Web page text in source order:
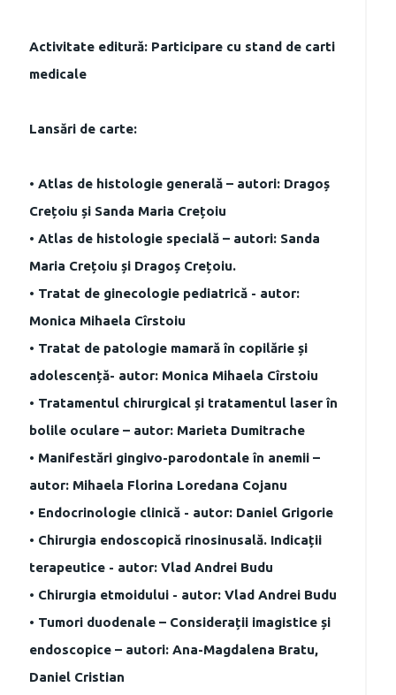
Activitate editură: Participare cu stand de carti
medicale
Lansări de carte:
• Atlas de histologie generală – autori: Dragoș
Crețoiu și Sanda Maria Crețoiu
• Atlas de histologie specială – autori: Sanda
Maria Crețoiu și Dragoș Crețoiu.
• Tratat de ginecologie pediatrică - autor:
Monica Mihaela Cîrstoiu
• Tratat de patologie mamară în copilărie și
adolescență- autor: Monica Mihaela Cîrstoiu
• Tratamentul chirurgical și tratamentul laser în
bolile oculare – autor: Marieta Dumitrache
• Manifestări gingivo-parodontale în anemii –
autor: Mihaela Florina Loredana Cojanu
• Endocrinologie clinică - autor: Daniel Grigorie
• Chirurgia endoscopică rinosinusală. Indicații
terapeutice - autor: Vlad Andrei Budu
• Chirurgia etmoidului - autor: Vlad Andrei Budu
• Tumori duodenale – Considerații imagistice și
endoscopice – autori: Ana-Magdalena Bratu,
Daniel Cristian